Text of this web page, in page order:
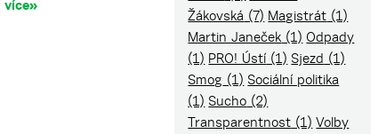
více»
Žákovská (7) Magistrát (1)
Martin Janeček(1) Odpady
(1) PRO! Ústí (1) Sjezd (1)
Smog (1) Sociální politika
(1) Sucho (2)
Transparentnost (1) Volby